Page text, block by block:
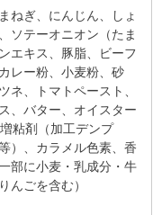
ねぎ、にんじん、しょ
ソテーオニオン（たま
エキス、豚脂、ビーフ
レー粉、小麦粉、砂
ネ、トマトペースト、
、バター、オイスター
粘剤（加工デンプ
）、カラメル色素、香
部に小麦・乳成分・牛
んごを含む）